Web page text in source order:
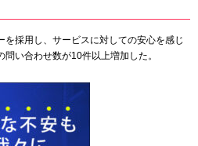
採用し、サービスに対しての安心を感じ
い合わせ数が10件以上増加した。